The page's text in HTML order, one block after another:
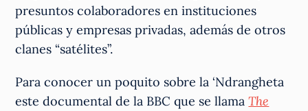
presuntos colaboradores en instituciones
públicas y empresas privadas, además de otros
clanes “satélites”.
Para conocer un poquito sobre la ‘Ndrangheta
este documental de la BBC que se llamaThe